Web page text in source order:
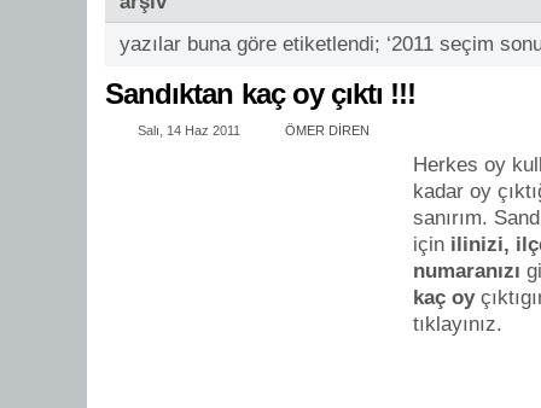
yazılar buna göre etiketlendi; ‘2011 seçim
Sandıktan kaç oy çıktı !!!
Salı, 14 Haz 2011 ÖMER DİREN
Herkes oy
kadar oy
sanırım.
için ilinizi,
numaranızı
kaç oy
tıklayınız.